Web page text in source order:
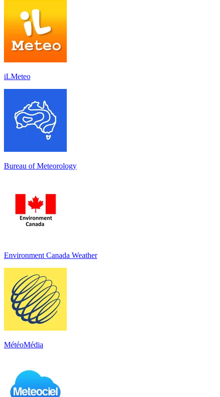
iLMeteo
Bureau of Meteorology
Environment Canada Weather
MétéoMédia